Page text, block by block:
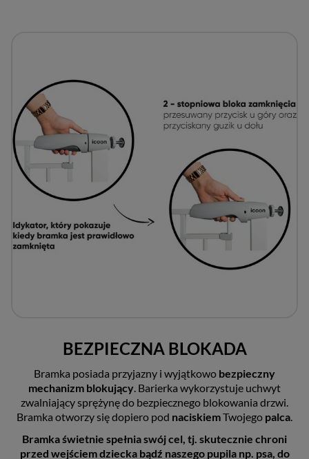
BEZPIECZNA BLOKADA
Bramka posiada przyjazny i wyjątkowo bezpieczny
mechanizm blokujący . Barierka wykorzystuje uchwyt
zwalniający sprężynę do bezpiecznego blokowania drzwi.
Bramka otworzy się dopiero pod naciskiemTwojego palca
Bramka świetnie spełnia swój cel, tj. skutecznie chroni
przed wejściem dziecka bądź naszego pupila np. psa, do